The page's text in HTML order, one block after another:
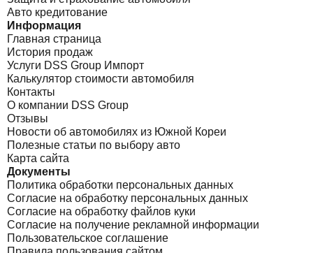
Авто кредитование
Информация
Главная страница
История продаж
Услуги DSS Group Импорт
Калькулятор стоимости автомобиля
Контакты
О компании DSS Group
Отзывы
Новости об автомобилях из Южной Кореи
Полезные статьи по выбору авто
Карта сайта
Документы
Политика обработки персональных данных
Согласие на обработку персональных данных
Согласие на обработку файлов куки
Согласие на получение рекламной информации
Пользовательское соглашение